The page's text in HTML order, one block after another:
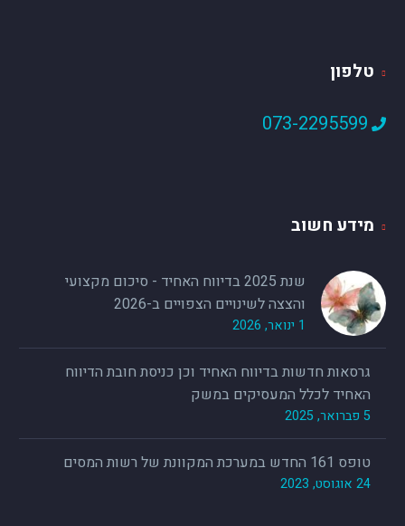
טלפון
073-2295599
מידע חשוב
שנת 2025 בדיווח האחיד - סיכום מקצועי
והצצה לשינויים הצפויים ב-2026
1 ינואר, 2026
גרסאות חדשות בדיווח האחיד וכן כניסת חובת הדיווח
האחיד לכלל המעסיקים במשק
5 פברואר, 2025
טופס 161 החדש במערכת המקוונת של רשות המסים
24 אוגוסט, 2023